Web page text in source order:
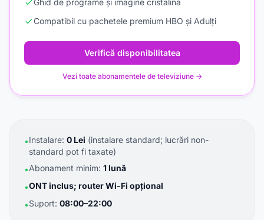
Ghid de programe și imagine cristalină
Compatibil cu pachetele premium HBO și Adulți
Verifică disponibilitatea
Vezi toate abonamentele de televiziune →
•Instalare: 0 Lei (instalare standard; lucrări non-
standard pot fi taxate)
•Abonament minim: 1 lună
•ONT inclus; router Wi-Fi opțional
•Suport: 08:00–22:00